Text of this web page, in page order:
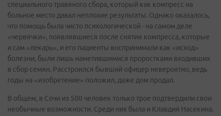
специального травяного сбора, который как компресс на
больное место давал неплохие результаты. Однако оказалось,
что помощь была чисто психологической - на самом деле
«червячки», появлявшиеся после снятия компресса, которые
и сам «лекарь», и его пациенты воспринимали как «исход»
болезни, были лишь наметившимися проростками входивших
в сбор семян. Расстроился бывший офицер невероятно, ведь
годы на «изобретение» положил, даже дом продал.
В общем, в Сочи из 500 человек только трое подтвердили свои
необычные возможности. Среди них была и Клавдия Насекина.